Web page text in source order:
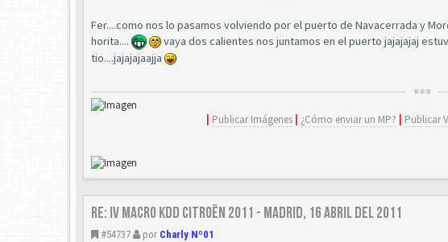
Fer....como nos lo pasamos volviendo por el puerto de Navacerrada y
horita....
vaya dos calientes nos juntamos en el puerto jajajajaj
tio....jajajajaajja
Publicar Imágenes ¿Cómo enviar un MP? Publicar
Re: IV Macro KDD Citroën 2011 - Madrid, 16 Abril del 2011
#54737 por Charly Nº01